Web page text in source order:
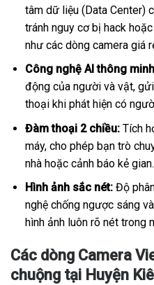
tâm dữ liệu (Data Center)
tránh nguy cơ bị hack
như các dòng camera giá
Công nghệ AI thông
động của người và vật,
thoại khi phát hiện có
Đàm thoại 2 chiều:Tích
máy, cho phép bạn trò
nhà hoặc cảnh báo kẻ gian.
Hình ảnh sắc nét:Độ
nghệ chống ngược sáng
hình ảnh luôn rõ nét trong
Các dòng Camera
chuộng tại Huyện